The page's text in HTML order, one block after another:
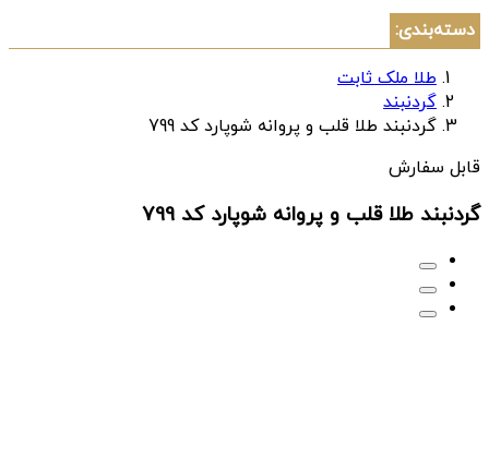
دسته‌بندی:
طلا ملک ثابت
گردنبند
گردنبند طلا قلب و پروانه شوپارد کد 799
قابل سفارش
گردنبند طلا قلب و پروانه شوپارد کد 799